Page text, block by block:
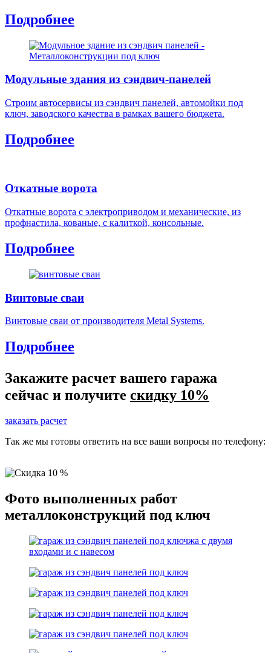
Подробнее
Модульные здания из сэндвич-панелей
Строим автосервисы из сэндвич панелей, автомойки под
ключ, заводского качества в рамках вашего бюджета.
Подробнее
Откатные ворота
Откатные ворота с электроприводом и механические, из
профнастила, кованые, с калиткой, консольные.
Подробнее
Винтовые сваи
Винтовые сваи от производителя Metal Systems.
Подробнее
Закажите расчет вашего гаража
сейчас и получите скидку 10%
заказать расчет
Так же мы готовы ответить на все ваши вопросы по телефону:
Фото выполненных работ
металлоконструкций под ключ